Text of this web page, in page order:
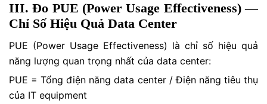
III. Đo PUE (Power Usage Effectiveness) —
Chỉ Số Hiệu Quả Data Center
PUE (Power Usage Effectiveness) là chỉ số hiệu quả
năng lượng quan trọng nhất của data center:
PUE = Tổng điện năng data center / Điện năng tiêu thụ
của IT equipment